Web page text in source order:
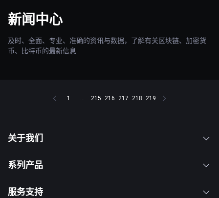
新闻中心
及时、全面、专业、准确的资讯与数据，了解有关区块链、加密货
币、比特币的最新信息
1 ... 215 216 217 218 219
关于我们
系列产品
服务支持